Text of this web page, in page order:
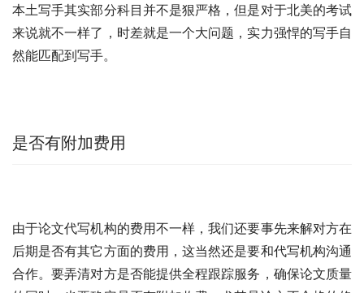
本土写手其实部分科目并不是狠严格，但是对于北美的考试
来说就不一样了，时差就是一个大问题，实力强悍的写手自
然能匹配到写手。
是否有附加费用
由于论文代写机构的费用不一样，我们还要事先来解对方在
后期是否有其它方面的费用，这当然还是要和代写机构沟通
合作。要弄清对方是否能提供全程跟踪服务，确保论文质量